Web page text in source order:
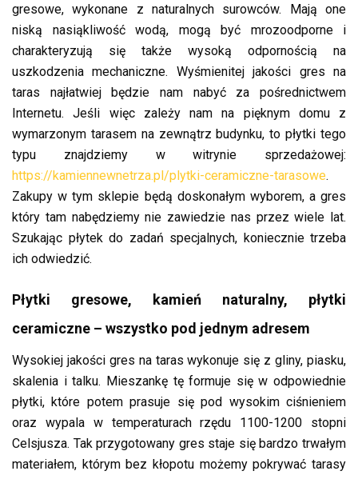
gresowe, wykonane z naturalnych surowców. Mają one
niską nasiąkliwość wodą, mogą być mrozoodporne i
charakteryzują się także wysoką odpornością na
uszkodzenia mechaniczne. Wyśmienitej jakości gres na
taras najłatwiej będzie nam nabyć za pośrednictwem
Internetu. Jeśli więc zależy nam na pięknym domu z
wymarzonym tarasem na zewnątrz budynku, to płytki tego
typu znajdziemy w witrynie sprzedażowej:
https://kamiennewnetrza.pl/plytki-ceramiczne-tarasowe.
Zakupy w tym sklepie będą doskonałym wyborem, a gres
który tam nabędziemy nie zawiedzie nas przez wiele lat.
Szukając płytek do zadań specjalnych, koniecznie trzeba
ich odwiedzić.
Płytki gresowe, kamień naturalny, płytki
ceramiczne – wszystko pod jednym adresem
Wysokiej jakości gres na taras wykonuje się z gliny, piasku,
skalenia i talku. Mieszankę tę formuje się w odpowiednie
płytki, które potem prasuje się pod wysokim ciśnieniem
oraz wypala w temperaturach rzędu 1100-1200 stopni
Celsjusza. Tak przygotowany gres staje się bardzo trwałym
materiałem, którym bez kłopotu możemy pokrywać tarasy